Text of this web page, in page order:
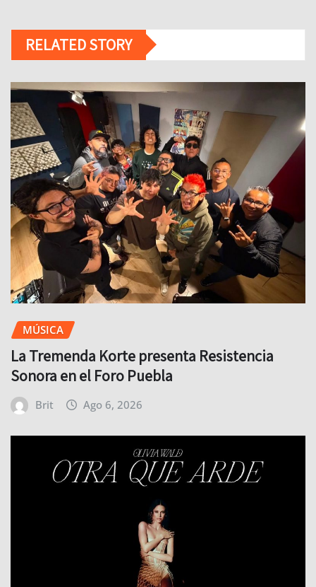
RELATED STORY
MÚSICA
La Tremenda Korte presenta Resistencia
Sonora en el Foro Puebla
Brit Ago 6, 2026